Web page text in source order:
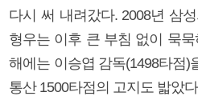
다시 써 내려갔다. 2008년 삼
형우는 이후 큰 부침 없이 묵
해에는 이승엽 감독(1498타점)
통산 1500타점의 고지도 밟았